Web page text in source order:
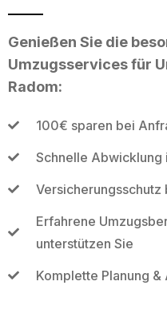
Genießen Sie die
Umzugsservices für
Radom:
100€ sparen bei
Schnelle Abwicklung
Erfahrene
unterstützen Sie
Komplette Planung